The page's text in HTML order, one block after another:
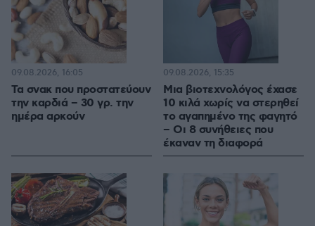
Τα σνακ που προστατεύουν
την καρδιά – 30 γρ. την
ημέρα αρκούν
09.08.2026, 16:05
Μια βιοτεχνολόγος έχασε
10 κιλά χωρίς να στερηθεί
το αγαπημένο της φαγητό
– Οι 8 συνήθειες που
έκαναν τη διαφορά
09.08.2026, 15:35